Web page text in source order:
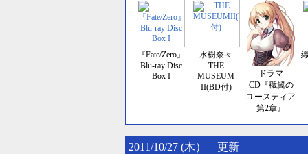
『Fate/Zero』
Blu-ray Disc
Box I
水樹奈々
THE
MUSEUM
II(BD付)
ドラマ
CD『穢翼の
ユースティア
第2章』
2011/10/27 (木） 更新